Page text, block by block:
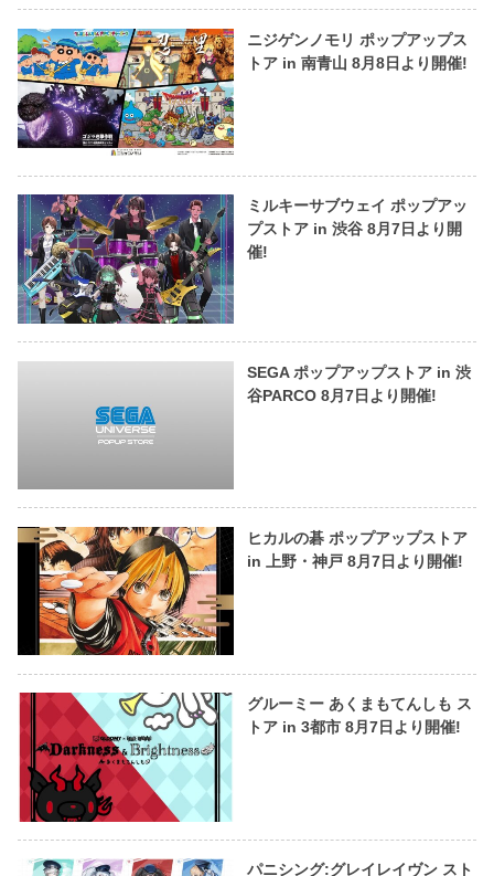
ニジゲンノモリ ポップアップス
トア in 南青山 8月8日より開催!
ミルキーサブウェイ ポップアッ
プストア in 渋谷 8月7日より開
催!
SEGA ポップアップストア in 渋
谷PARCO 8月7日より開催!
ヒカルの碁 ポップアップストア
in 上野・神戸 8月7日より開催!
グルーミー あくまもてんしも ス
トア in 3都市 8月7日より開催!
パニシング:グレイレイヴン スト